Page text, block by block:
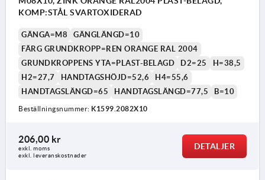
KOMP:STÅL SVARTOXIDERAD
GÄNGA=M8
GÄNGLÄNGD=10
FÄRG GRUNDKROPP=REN ORANGE RAL 2004
GRUNDKROPPENS YTA=PLAST-BELAGD
D2=25
H=38,5
H2=27,7
HANDTAGSHÖJD=52,6
H4=55,6
HANDTAGSLÄNGD=65
HANDTAGSLÄNGD=77,5 B=10
Beställningsnummer: K1599.2082X10
206,00 kr
exkl. moms
exkl. leveranskostnader
DETALJER